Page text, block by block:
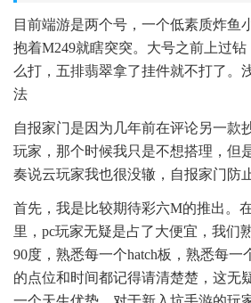
目前端游是两个号，一个低素质炸鱼
抱着M249就瞎突突。大号之前上过
么打，五排翡翠拿了挂件就不打了。
法
自报家门是因为几年前在评论另一款
玩家，那个时候我只是不想搭理，但
奏说云玩家我也很没辙，自报家门防
首先，我是比较期待彩六M的推出。
里，pc玩家无疑是占了大便宜，我们
90度，熟悉每一个hatch板，熟悉每一
的点位和时间都记得请清楚楚，这无